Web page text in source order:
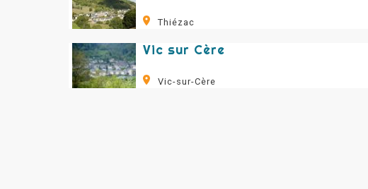
Thiézac
Vic sur Cère
Vic-sur-Cère